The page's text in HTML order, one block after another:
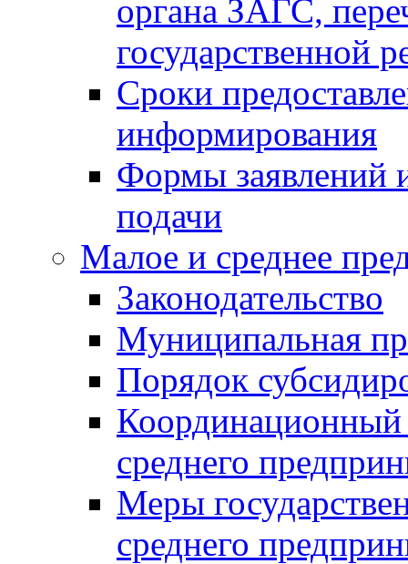
органа ЗАГС,
государственной
Сроки
информирования
Формы заявлений
подачи
Малое и среднее
Законодательство
Муниципальная
Порядок
Координационный
среднего
Меры
среднего